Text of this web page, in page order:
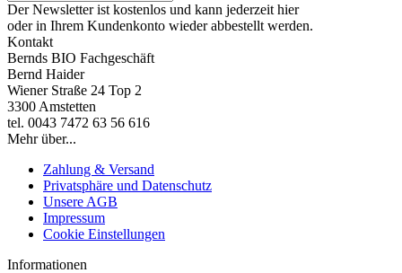
Der Newsletter ist kostenlos und kann jederzeit hier
oder in Ihrem Kundenkonto wieder abbestellt werden.
Kontakt
Bernds BIO Fachgeschäft
Bernd Haider
Wiener Straße 24 Top 2
3300 Amstetten
tel. 0043 7472 63 56 616
Mehr über...
Zahlung & Versand
Privatsphäre und Datenschutz
Unsere AGB
Impressum
Cookie Einstellungen
Informationen